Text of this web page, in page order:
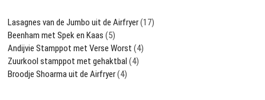
Lasagnes van de Jumbo uit de Airfryer(17)
Beenham met Spek en Kaas (5)
Andijvie Stamppot met Verse Worst (4)
Zuurkool stamppot met gehaktbal (4)
Broodje Shoarma uit de Airfryer(4)